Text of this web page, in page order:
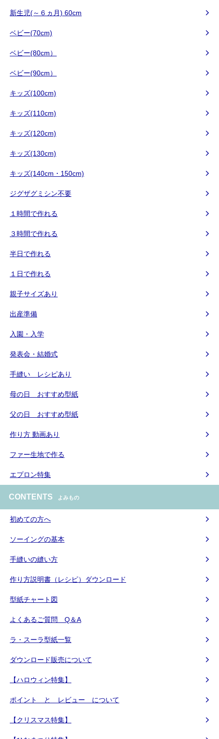
新生児(～６ヵ月) 60cm
ベビー(70cm)
ベビー(80cm）
ベビー(90cm）
キッズ(100cm)
キッズ(110cm)
キッズ(120cm)
キッズ(130cm)
キッズ(140cm・150cm)
ジグザグミシン不要
１時間で作れる
３時間で作れる
半日で作れる
１日で作れる
親子サイズあり
出産準備
入園・入学
発表会・結婚式
手縫い レシピあり
母の日 おすすめ型紙
父の日 おすすめ型紙
作り方 動画あり
ファー生地で作る
エプロン特集
CONTENTS よみもの
初めての方へ
ソーイングの基本
手縫いの縫い方
作り方説明書（レシピ）ダウンロード
型紙チャート図
よくあるご質問 Q＆A
ラ・スーラ型紙一覧
ダウンロード販売について
【ハロウィン特集】
ポイント と レビュー について
【クリスマス特集】